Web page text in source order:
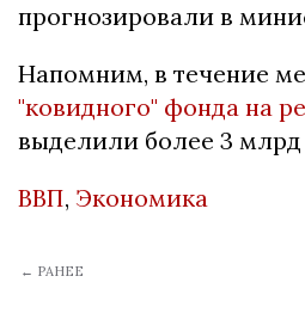
прогнозировали в
Напомним, в течение
"ковидного" фонда на
выделили более 3 млрд
ВВП, Экономика
← РАНЕЕ